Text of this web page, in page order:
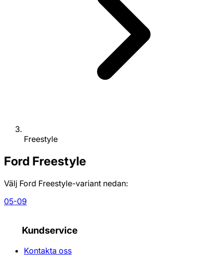
Freestyle
Ford Freestyle
Välj Ford Freestyle-variant nedan:
05-09
Kundservice
Kontakta oss